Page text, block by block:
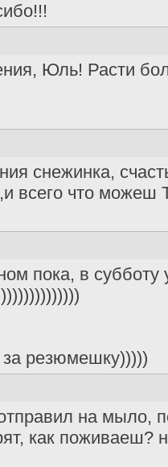
Юль! Расти
снежинка,
всего что можеш
пока, в
резюмешку)))))
на мыло,
как поживаеш?